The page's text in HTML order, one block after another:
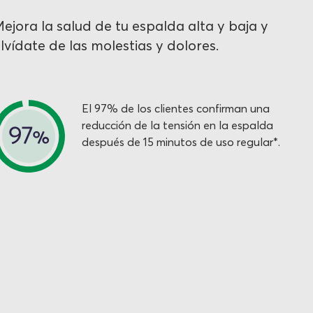
la salud de tu espalda alta y baja y
de las molestias y dolores.
El 97% de los clientes confirman una
reducción de la tensión en la espalda
después de 15 minutos de uso regular*.